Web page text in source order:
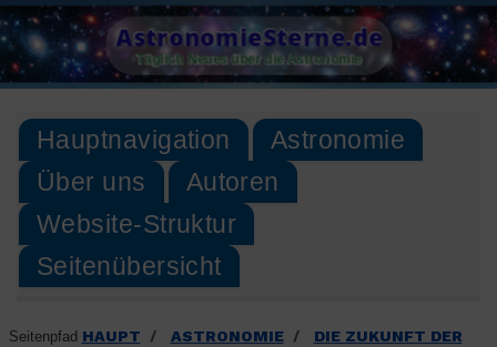
Skip
to
content
AstronomieSterne.de
Täglich Neues über die Astronomie
Hauptnavigation
Astronomie
Über uns
Autoren
Website-Struktur
Seitenübersicht
Seitenpfad HAUPT / ASTRONOMIE /
DIE ZUKUNFT DER